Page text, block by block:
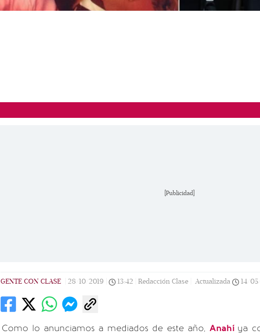
[Publicidad]
GENTE CON CLASE 28/10/2019 13:42 Redacción Clase | Actualizada 14/
Como lo anunciamos a mediados de este año, Anahí ya